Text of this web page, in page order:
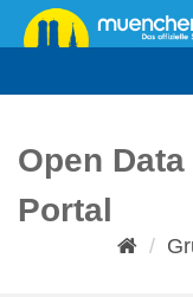
Überspringen
zum
Open Data
Portal